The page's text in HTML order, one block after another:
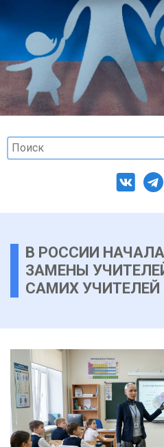
В РОССИИ
ЗАМЕНЫ
САМИХ УЧИТЕЛЕЙ